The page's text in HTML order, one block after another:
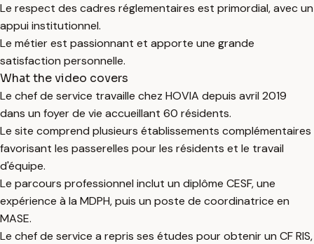
Le respect des cadres réglementaires est primordial, avec un
appui institutionnel.
Le métier est passionnant et apporte une grande
satisfaction personnelle.
What the video covers
Le chef de service travaille chez HOVIA depuis avril 2019
dans un foyer de vie accueillant 60 résidents.
Le site comprend plusieurs établissements complémentaires
favorisant les passerelles pour les résidents et le travail
d'équipe.
Le parcours professionnel inclut un diplôme CESF, une
expérience à la MDPH, puis un poste de coordinatrice en
MASE.
Le chef de service a repris ses études pour obtenir un CF RIS,